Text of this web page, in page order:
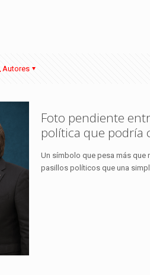
Autores
Foto pendiente
política que podría
Un símbolo que pesa más
pasillos políticos que una